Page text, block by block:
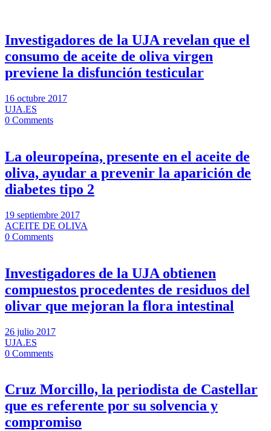
Investigadores de la UJA revelan que el
consumo de aceite de oliva virgen
previene la disfunción testicular
16 octubre 2017
UJA.ES
0 Comments
La oleuropeína, presente en el aceite de
oliva, ayudar a prevenir la aparición de
diabetes tipo 2
19 septiembre 2017
ACEITE DE OLIVA
0 Comments
Investigadores de la UJA obtienen
compuestos procedentes de residuos del
olivar que mejoran la flora intestinal
26 julio 2017
UJA.ES
0 Comments
Cruz Morcillo, la periodista de Castellar
que es referente por su solvencia y
compromiso